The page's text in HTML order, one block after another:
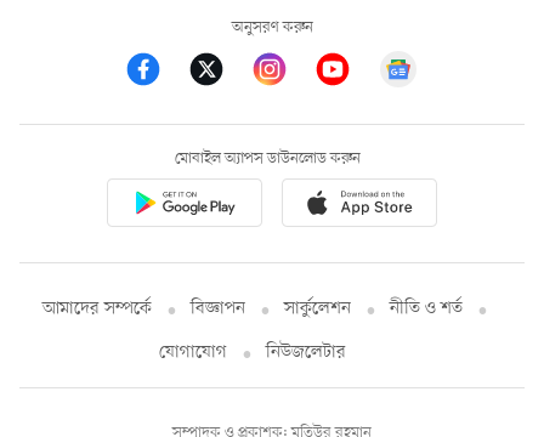
অনুসরণ করুন
মোবাইল অ্যাপস ডাউনলোড করুন
আমাদের সম্পর্কে বিজ্ঞাপন সার্কুলেশন
নীতি ও শর্ত
যোগাযোগ
নিউজলেটার
সম্পাদক ও প্রকাশক: মতিউর রহমান